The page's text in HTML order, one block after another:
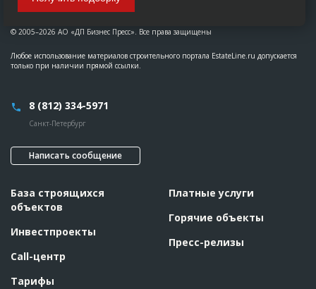
© 2005–2026 АО «ДП Бизнес Пресс». Все права защищены
Любое использование материалов строительного портала EstateLine.ru допускается
только при наличии прямой ссылки.
8 (812) 334-5971
Санкт-Петербург
Написать сообщение
База строящихся
объектов
Инвестпроекты
Call-центр
Тарифы
Платные услуги
Горячие объекты
Пресс-релизы